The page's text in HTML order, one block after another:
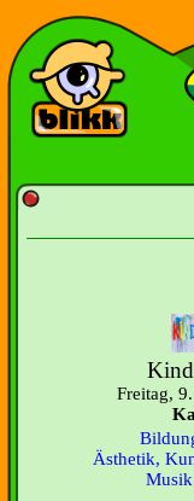
Freitag,
Ästhetik,